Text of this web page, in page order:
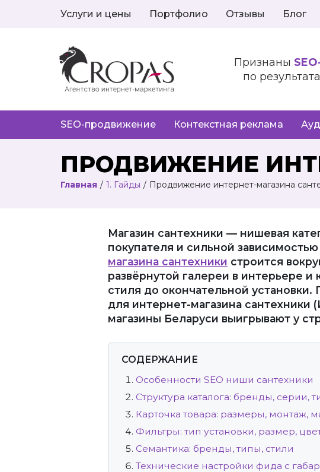
Услуги и цены Портфолио Отзывы Блог
Признаны
по
SEO-продвижение Контекстная реклама
ПРОДВИЖЕНИЕ
Главная / 1. Гайды / Продвижение интернет-магазина
Магазин сантехники — нишевая
покупателя и сильной
магазина сантехники строится
развёрнутой галереи в интерьере
стиля до окончательной установки.
для интернет-магазина
магазины Беларуси выигрывают у
СОДЕРЖАНИЕ
Особенности SEO ниши сантехники
Структура каталога: бренды, серии,
Карточка товара: размеры, монтаж,
Фильтры: тип установки, размер,
Семантика: бренды, типы, стили
Технические настройки фида с